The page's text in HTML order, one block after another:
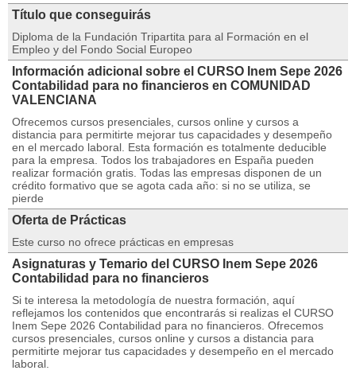
Título que conseguirás
Diploma de la Fundación Tripartita para al Formación en el
Empleo y del Fondo Social Europeo
Información adicional sobre el CURSO Inem Sepe 2026
Contabilidad para no financieros en COMUNIDAD
VALENCIANA
Ofrecemos cursos presenciales, cursos online y cursos a
distancia para permitirte mejorar tus capacidades y desempeño
en el mercado laboral. Esta formación es totalmente deducible
para la empresa. Todos los trabajadores en España pueden
realizar formación gratis. Todas las empresas disponen de un
crédito formativo que se agota cada año: si no se utiliza, se
pierde
Oferta de Prácticas
Este curso no ofrece prácticas en empresas
Asignaturas y Temario del CURSO Inem Sepe 2026
Contabilidad para no financieros
Si te interesa la metodología de nuestra formación, aquí
reflejamos los contenidos que encontrarás si realizas el CURSO
Inem Sepe 2026 Contabilidad para no financieros. Ofrecemos
cursos presenciales, cursos online y cursos a distancia para
permitirte mejorar tus capacidades y desempeño en el mercado
laboral.